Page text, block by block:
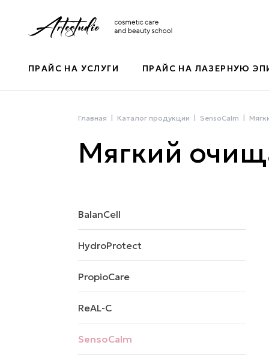
ПРАЙС НА УСЛУГИ ПРАЙС НА ЛАЗЕРНУЮ
Главная Каталог продукции SensoCalm
Мягкий
BalanCell
HydroProtect
PropioCare
ReAL-C
SensoCalm